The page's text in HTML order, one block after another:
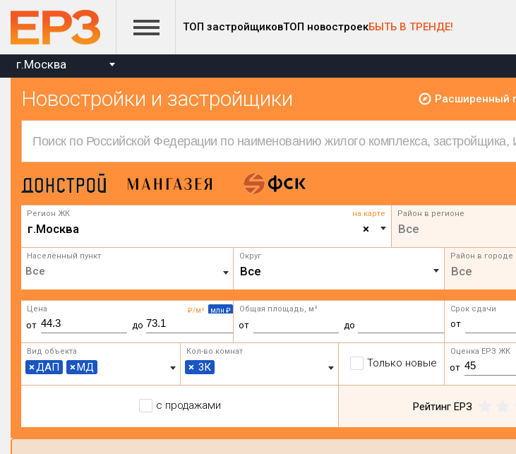
ТОП застройщиковТОП новостроекБЫТЬ В ТРЕНДЕ!
г.Москва
Новостройки и застройщики Расширенный
Регион ЖК на карте
×
г.Москва
Район в регионе
Все
Населённый пункт Округ
Все
Район в городе
Все
₽/м² млн ₽
Цена
от до
Общая площадь, м²
от до
Срок сдачи
от
Вид объекта
×ДАП ×МД
Кол-во комнат
× 3К Только новые
Оценка ЕРЗ ЖК
от
с продажами Рейтинг ЕРЗ